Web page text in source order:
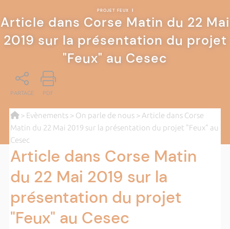
PROJET FEUX |
Article dans Corse Matin du 22 Mai
2019 sur la présentation du projet
"Feux" au Cesec
PARTAGE PDF
> Evènements> On parle de nous> Article dans Corse
Matin du 22 Mai 2019 sur la présentation du projet "Feux" au
Cesec
Article dans Corse Matin
du 22 Mai 2019 sur la
présentation du projet
"Feux" au Cesec